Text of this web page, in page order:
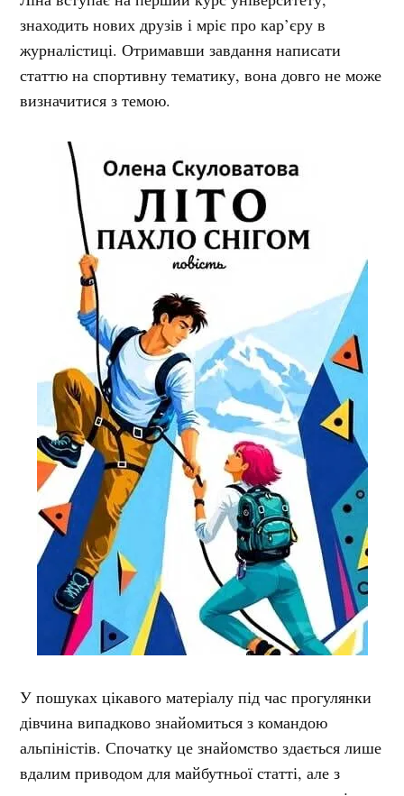
знаходить нових друзів і мріє про кар’єру в
журналістиці. Отримавши завдання написати
статтю на спортивну тематику, вона довго не може
визначитися з темою.
У пошуках цікавого матеріалу під час прогулянки
дівчина випадково знайомиться з командою
альпіністів. Спочатку це знайомство здається лише
вдалим приводом для майбутньої статті, але з